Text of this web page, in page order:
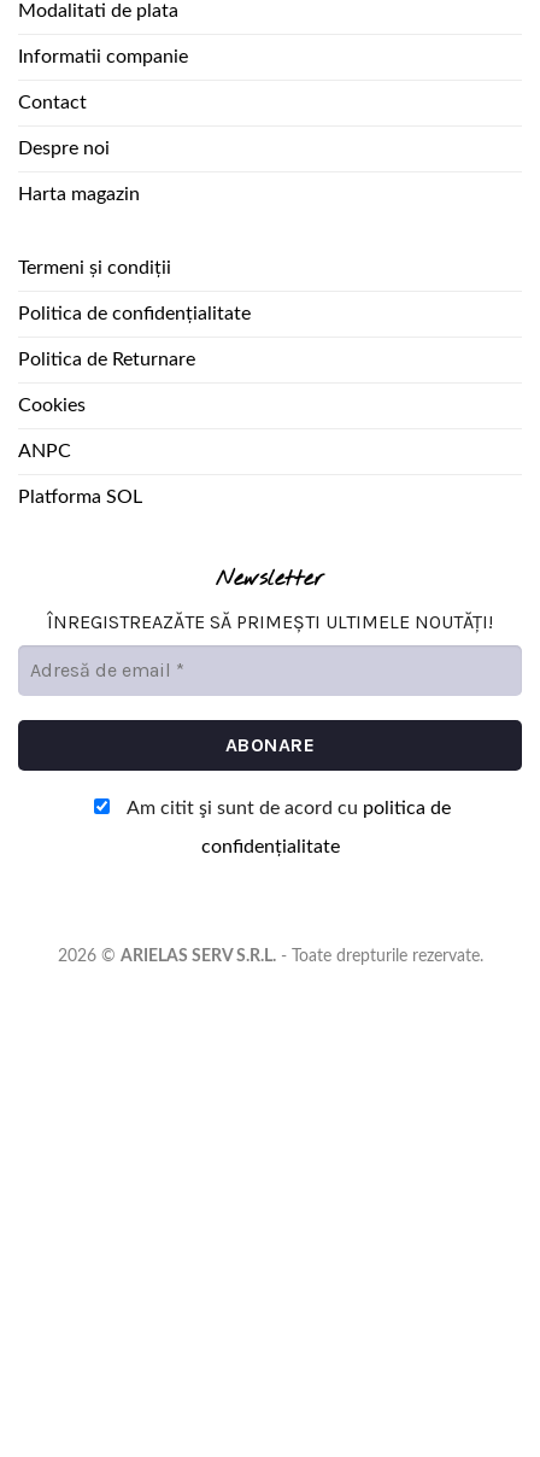
Modalitati de plata
Informatii companie
Contact
Despre noi
Harta magazin
Termeni și condiții
Politica de confidențialitate
Politica de Returnare
Cookies
ANPC
Platforma SOL
Newsletter
ÎNREGISTREAZĂTE SĂ PRIMEȘTI ULTIMELE NOUTĂȚI!
Am citit şi sunt de acord cu politica de
confidențialitate
2026 © ARIELAS SERV S.R.L.- Toate drepturile rezervate.